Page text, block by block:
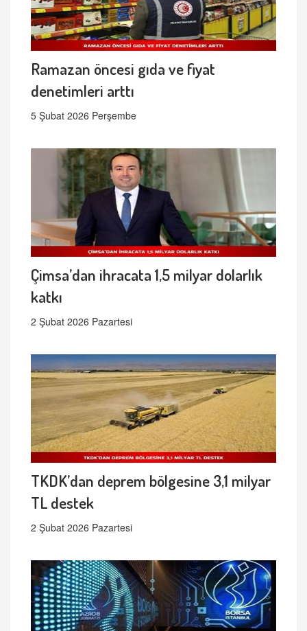
Ramazan öncesi gıda ve fiyat
denetimleri arttı
5 Şubat 2026 Perşembe
Çimsa’dan ihracata 1,5 milyar dolarlık
katkı
2 Şubat 2026 Pazartesi
TKDK’dan deprem bölgesine 3,1 milyar
TL destek
2 Şubat 2026 Pazartesi